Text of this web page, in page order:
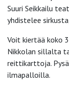
Suuri Seikkailu
yhdistelee
Voit kiertää koko
Nikkolan sillalta
reittikarttoja.
ilmapalloilla.